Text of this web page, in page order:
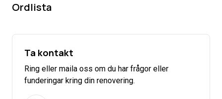
Ordlista
Ta kontakt
Ring eller maila oss om du har frågor eller
funderingar kring din renovering.